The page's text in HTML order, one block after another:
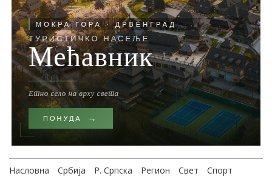
Насловна Србија Р. Српска Регион Свет Спорт